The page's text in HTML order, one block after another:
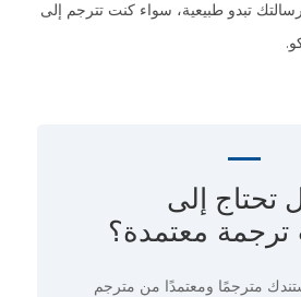
تبدو طبيعية، سواء كنت تترجم إلى
تحتاج إلى
معتمدة؟
مترجمًا ومعتمدًا من مترجم